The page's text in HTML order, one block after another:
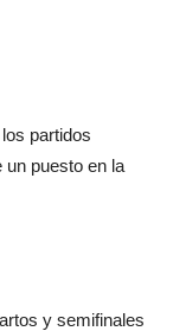
partidos
puesto en la
y semifinales